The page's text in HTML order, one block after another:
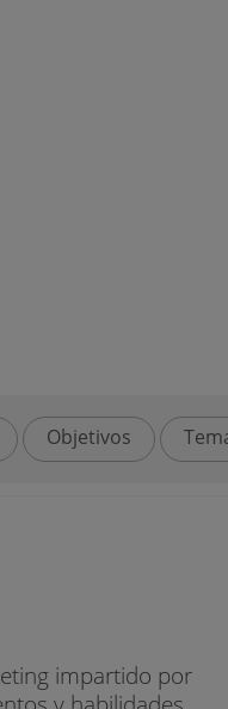
Objetivos
impartido por